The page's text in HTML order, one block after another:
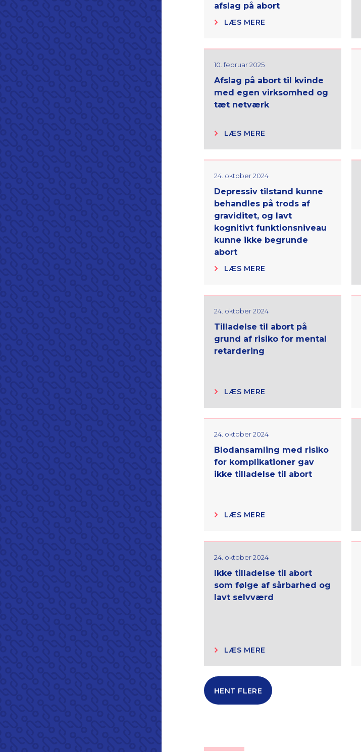
afslag på abort
LÆS MERE
10. februar 2025
Afslag på abort til kvinde
med egen virksomhed og
tæt netværk
LÆS MERE
24. oktober 2024
Depressiv tilstand kunne
behandles på trods af
graviditet, og lavt
kognitivt funktionsniveau
kunne ikke begrunde
abort
LÆS MERE
24. oktober 2024
Tilladelse til abort på
grund af risiko for mental
retardering
LÆS MERE
24. oktober 2024
Blodansamling med risiko
for komplikationer gav
ikke tilladelse til abort
LÆS MERE
24. oktober 2024
Ikke tilladelse til abort
som følge af sårbarhed og
lavt selvværd
LÆS MERE
HENT FLERE